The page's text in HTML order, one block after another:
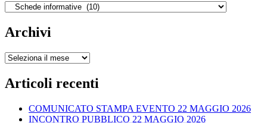
Articoli
categoria
Archivi
Archivi
Articoli recenti
COMUNICATO STAMPA EVENTO 22 MAGGIO 2026
INCONTRO PUBBLICO 22 MAGGIO 2026